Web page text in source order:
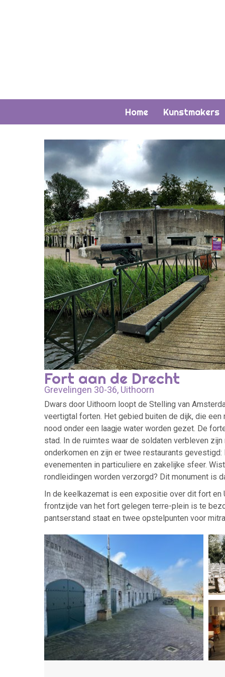
Home Kunstmakers
Fort aan de Drecht
Grevelingen 30-36, Uithoorn
Dwars door Uithoorn loopt de Stelling van
veertigtal forten. Het gebied buiten de dijk, die
nood onder een laagje water worden gezet. De
stad. In de ruimtes waar de soldaten verbleven
onderkomen en zijn er twee restaurants
evenementen in particuliere en zakelijke sfeer.
rondleidingen worden verzorgd? Dit monument is
In de keelkazemat is een expositie over dit fort en
frontzijde van het fort gelegen terre-plein is te
pantserstand staat en twee opstelpunten voor